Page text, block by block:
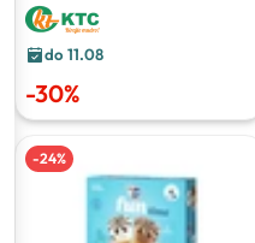
do 11.08
-30%
-24%